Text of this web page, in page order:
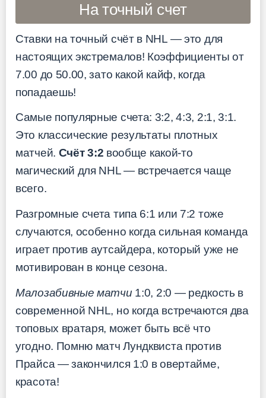
На точный счет
Ставки на точный счёт в NHL — это для
настоящих экстремалов! Коэффициенты от
7.00 до 50.00, зато какой кайф, когда
попадаешь!
Самые популярные счета: 3:2, 4:3, 2:1, 3:1.
Это классические результаты плотных
матчей. Счёт 3:2 вообще какой-то
магический для NHL — встречается чаще
всего.
Разгромные счета типа 6:1 или 7:2 тоже
случаются, особенно когда сильная команда
играет против аутсайдера, который уже не
мотивирован в конце сезона.
Малозабивные матчи 1:0, 2:0 — редкость в
современной NHL, но когда встречаются два
топовых вратаря, может быть всё что
угодно. Помню матч Лундквиста против
Прайса — закончился 1:0 в овертайме,
красота!